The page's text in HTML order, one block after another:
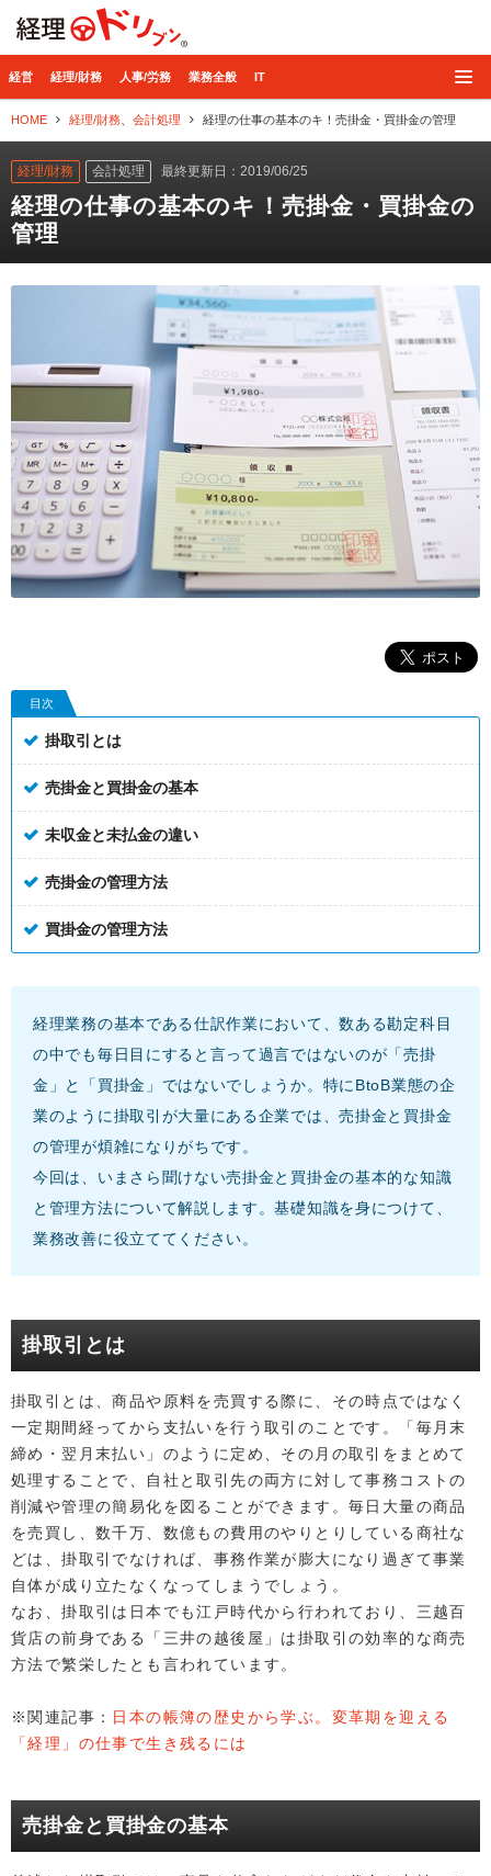
経営 経理/財務 人事/労務 業務全般 IT
HOME 経理/財務 会計処理 経理の仕事の基本のキ！売掛金・買掛金の管理
経理/財務 会計処理 最終更新日：2019/06/25
経理の仕事の基本のキ！売掛金・買掛金の
管理
目次
掛取引とは
売掛金と買掛金の基本
未収金と未払金の違い
売掛金の管理方法
買掛金の管理方法
経理業務の基本である仕訳作業において、数ある勘定科目
の中でも毎日目にすると言って過言ではないのが「売掛
金」と「買掛金」ではないでしょうか。特にBtoB業態の企
業のように掛取引が大量にある企業では、売掛金と買掛金
の管理が煩雑になりがちです。
今回は、いまさら聞けない売掛金と買掛金の基本的な知識
と管理方法について解説します。基礎知識を身につけて、
業務改善に役立ててください。
掛取引とは
掛取引とは、商品や原料を売買する際に、その時点ではなく
一定期間経ってから支払いを行う取引のことです。「毎月末
締め・翌月末払い」のように定め、その月の取引をまとめて
処理することで、自社と取引先の両方に対して事務コストの
削減や管理の簡易化を図ることができます。毎日大量の商品
を売買し、数千万、数億もの費用のやりとりしている商社な
どは、掛取引でなければ、事務作業が膨大になり過ぎて事業
自体が成り立たなくなってしまうでしょう。
なお、掛取引は日本でも江戸時代から行われており、三越百
貨店の前身である「三井の越後屋」は掛取引の効率的な商売
方法で繁栄したとも言われています。
※関連記事： 日本の帳簿の歴史から学ぶ。変革期を迎える
「経理」の仕事で生き残るには
売掛金と買掛金の基本